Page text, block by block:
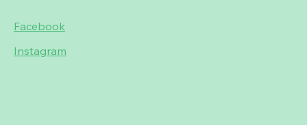
Facebook
Instagram